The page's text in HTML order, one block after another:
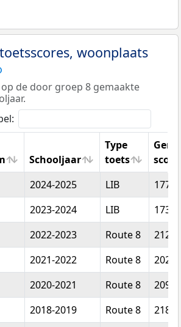
woonplaats
de door groep 8 gemaakte
Schooljaar
Type
toets
score
Schooljaar
Type
toets
score
2024-2025 LIB
2023-2024 LIB
2022-2023 Route 8
2021-2022 Route 8
2020-2021 Route 8
2018-2019 Route 8